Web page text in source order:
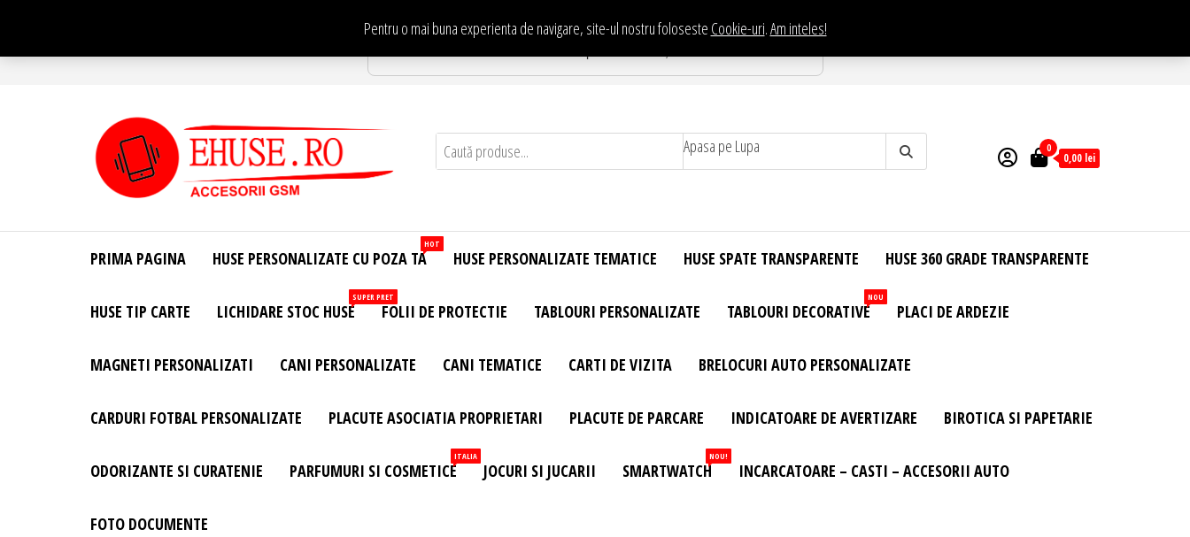
conținut
Pentru o mai buna experienta de navigare, site-ul nostru foloseste Cookie-uri.Am inteles!
Te asteptam in Showroom eHuse.ro
Site Oficial .
Huse
Personalizate
Huse
Personalizate
Telefon –
– Accesorii
Apasa pe Lupa 0
0,00 lei
PRIMA PAGINA HUSE PERSONALIZATE CU POZA TA
HOT
HUSE PERSONALIZATE TEMATICE HUSE SPATE TRANSPARENTE HUSE 360 GRADE TRANSPARENTE
HUSE TIP CARTE LICHIDARE STOC HUSE
SUPER PRET
FOLII DE PROTECTIE TABLOURI PERSONALIZATE TABLOURI DECORATIVE
NOU
PLACI DE ARDEZIE
MAGNETI PERSONALIZATI CANI PERSONALIZATE CANI TEMATICE CARTI DE VIZITA BRELOCURI AUTO PERSONALIZATE
CARDURI FOTBAL PERSONALIZATE PLACUTE ASOCIATIA PROPRIETARI PLACUTE DE PARCARE INDICATOARE DE AVERTIZARE BIROTICA SI PAPETARIE
ODORIZANTE SI CURATENIE PARFUMURI SI COSMETICE
ITALIA
JOCURI SI JUCARII SMARTWATCH
NOU!
INCARCATOARE – CASTI – ACCESORII AUTO
FOTO DOCUMENTE